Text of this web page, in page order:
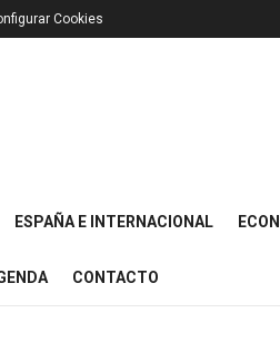
Cookies
ESPAÑA E INTERNACIONAL
CONTACTO